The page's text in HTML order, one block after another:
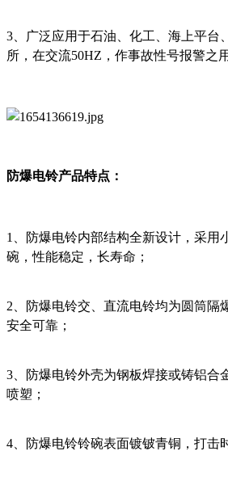
3、广泛应用于石油、化工、海上平台
所，在交流50HZ，作事故性号报警之用
防爆电铃产品特点：
1、防爆电铃内部结构全新设计，采用
碗，性能稳定，长寿命；
2、防爆电铃交、直流电铃均为圆筒隔
安全可靠；
3、防爆电铃外壳为钢板焊接或铸铝合
喷塑；
4、防爆电铃铃碗表面镀铍青铜，打击